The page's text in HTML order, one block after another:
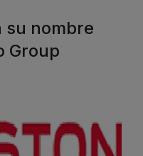
su nombre
Group